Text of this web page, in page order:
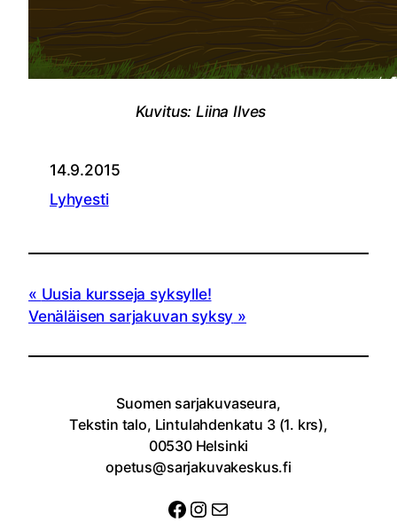
Kuvitus: Liina Ilves
14.9.2015
Lyhyesti
Uusia kursseja syksylle!
Venäläisen sarjakuvan syksy
Suomen sarjakuvaseura,
Tekstin talo, Lintulahdenkatu 3 (1. krs),
00530 Helsinki
opetus@sarjakuvakeskus.fi
Facebook
Instagram
Sähköposti